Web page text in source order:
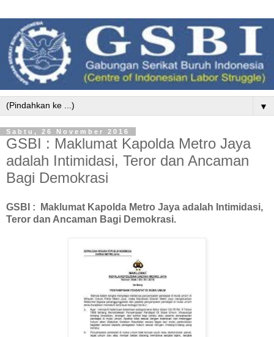
▼
Sabtu, 26 November 2016
GSBI : Maklumat Kapolda Metro Jaya
adalah Intimidasi, Teror dan Ancaman
Bagi Demokrasi
GSBI : Maklumat Kapolda Metro Jaya adalah Intimidasi,
Teror dan Ancaman Bagi Demokrasi.